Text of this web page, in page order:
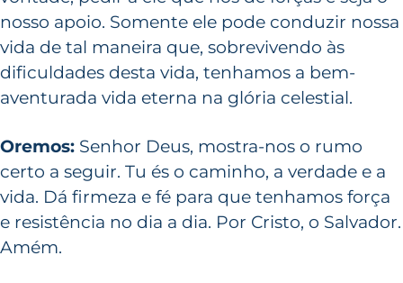
nosso apoio. Somente ele pode conduzir nossa
vida de tal maneira que, sobrevivendo às
dificuldades desta vida, tenhamos a bem-
aventurada vida eterna na glória celestial.
Oremos: Senhor Deus, mostra-nos o rumo
certo a seguir. Tu és o caminho, a verdade e a
vida. Dá firmeza e fé para que tenhamos força
e resistência no dia a dia. Por Cristo, o Salvador.
Amém.